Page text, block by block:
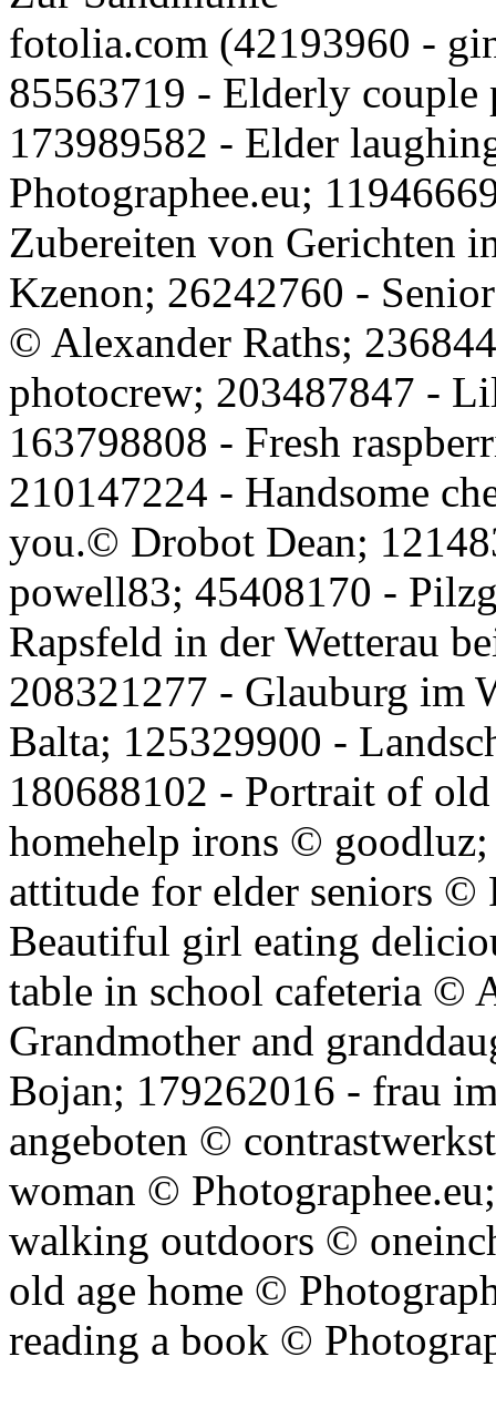
fotolia.com (42193960 -
85563719 - Elderly
173989582 - Elder
Photographee.eu;
Zubereiten von Gerichten
Kzenon; 26242760 -
© Alexander Raths;
photocrew; 203487847 -
163798808 - Fresh
210147224 - Handsome
you.© Drobot Dean;
powell83; 45408170 -
Rapsfeld in der Wetterau
208321277 - Glauburg im
Balta; 125329900 -
180688102 - Portrait of
homehelp irons ©
attitude for elder seniors ©
Beautiful girl eating
table in school cafeteria ©
Grandmother and
Bojan; 179262016 - frau
angeboten ©
woman ©
walking outdoors ©
old age home ©
reading a book ©